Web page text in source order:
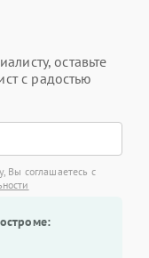
оставьте
с радостью
Вы соглашаетесь с